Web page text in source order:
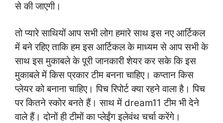
से की जाएगी।
तो प्यारे साथियों आप सभी लोग हमारे साथ इस नए आर्टिकल
में बने रहिए ताकि हम इस आर्टिकल के माध्यम से आप सभी के
साथ इस मुकाबले के पूरी जानकारी शेयर कर सके कि इस
मुकाबले में किस प्रकार टीम बनना चाहिए। कप्तान किस
प्लेयर को बनाना चाहिए। पिच रिपोर्ट क्या रहने वाला है। पिच
पर कितने स्कोर बनते हैं। साथ में dream11 टीम भी देने
वाले हैं। दोनों ही टीमों का प्लेईंग इलेवंथ चर्चा करेंगे।